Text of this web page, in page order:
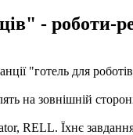
-
"готель для
на зовнішній
Їхнє завдання